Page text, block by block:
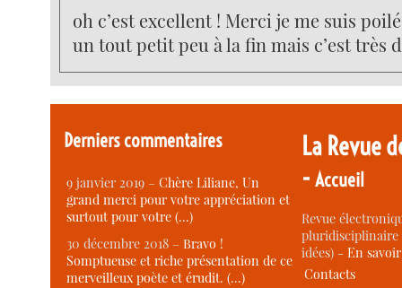
oh c’est excellent ! Merci je me suis
un tout petit peu à la fin mais c’est très
Derniers commentaires
9 janvier 2019 –Chère Liliane, Un
grand merci pour votre appréciation et
surtout pour votre (…)
30 décembre 2018 –Bravo !
Somptueuse et riche présentation de ce
merveilleux poète et érudit. (…)
La Revue
-Accueil
Revue
idées) -En
Contacts